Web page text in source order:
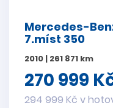
Mercedes-
7.míst 350
2010 | 261 871 km
270 999
294 999 Kč v